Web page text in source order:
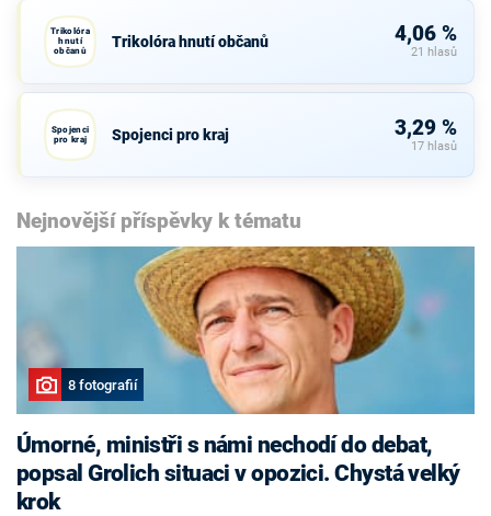
Trikolóra
hnutí
občanů
Trikolóra hnutí občanů 4,06 %
21 hlasů
Spojenci
pro kraj
Spojenci pro kraj 3,29 %
17 hlasů
Nejnovější příspěvky k tématu
8 fotografií
Úmorné, ministři s námi nechodí do debat,
popsal Grolich situaci v opozici. Chystá velký
krok